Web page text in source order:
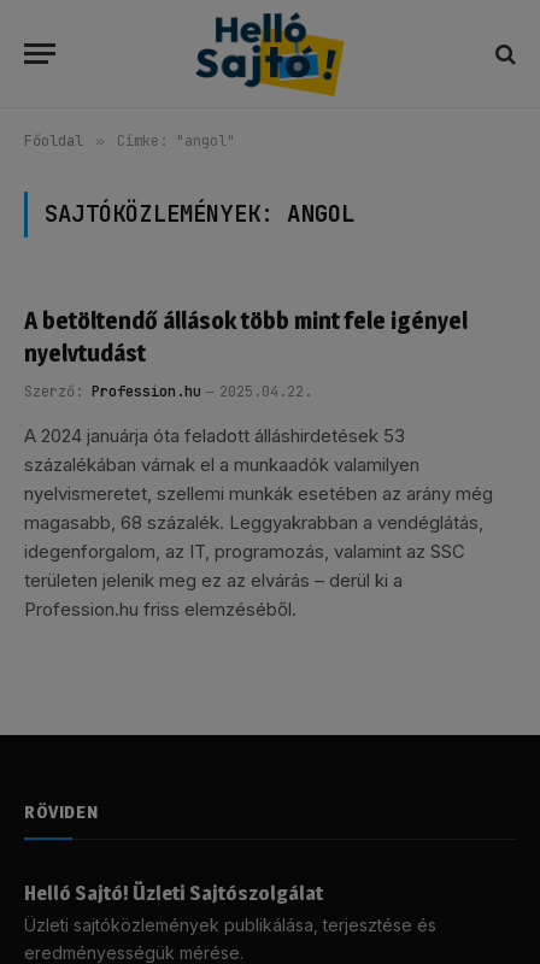
Főoldal » Címke: "angol"
SAJTÓKÖZLEMÉNYEK:ANGOL
A betöltendő állások több mint fele igényel
nyelvtudást
Szerző: Profession.hu 2025.04.22.
A 2024 januárja óta feladott álláshirdetések 53
százalékában várnak el a munkaadók valamilyen
nyelvismeretet, szellemi munkák esetében az arány még
magasabb, 68 százalék. Leggyakrabban a vendéglátás,
idegenforgalom, az IT, programozás, valamint az SSC
területen jelenik meg ez az elvárás – derül ki a
Profession.hu friss elemzéséből.
RÖVIDEN
Helló Sajtó! Üzleti Sajtószolgálat
Üzleti sajtóközlemények publikálása, terjesztése és
eredményességük mérése.